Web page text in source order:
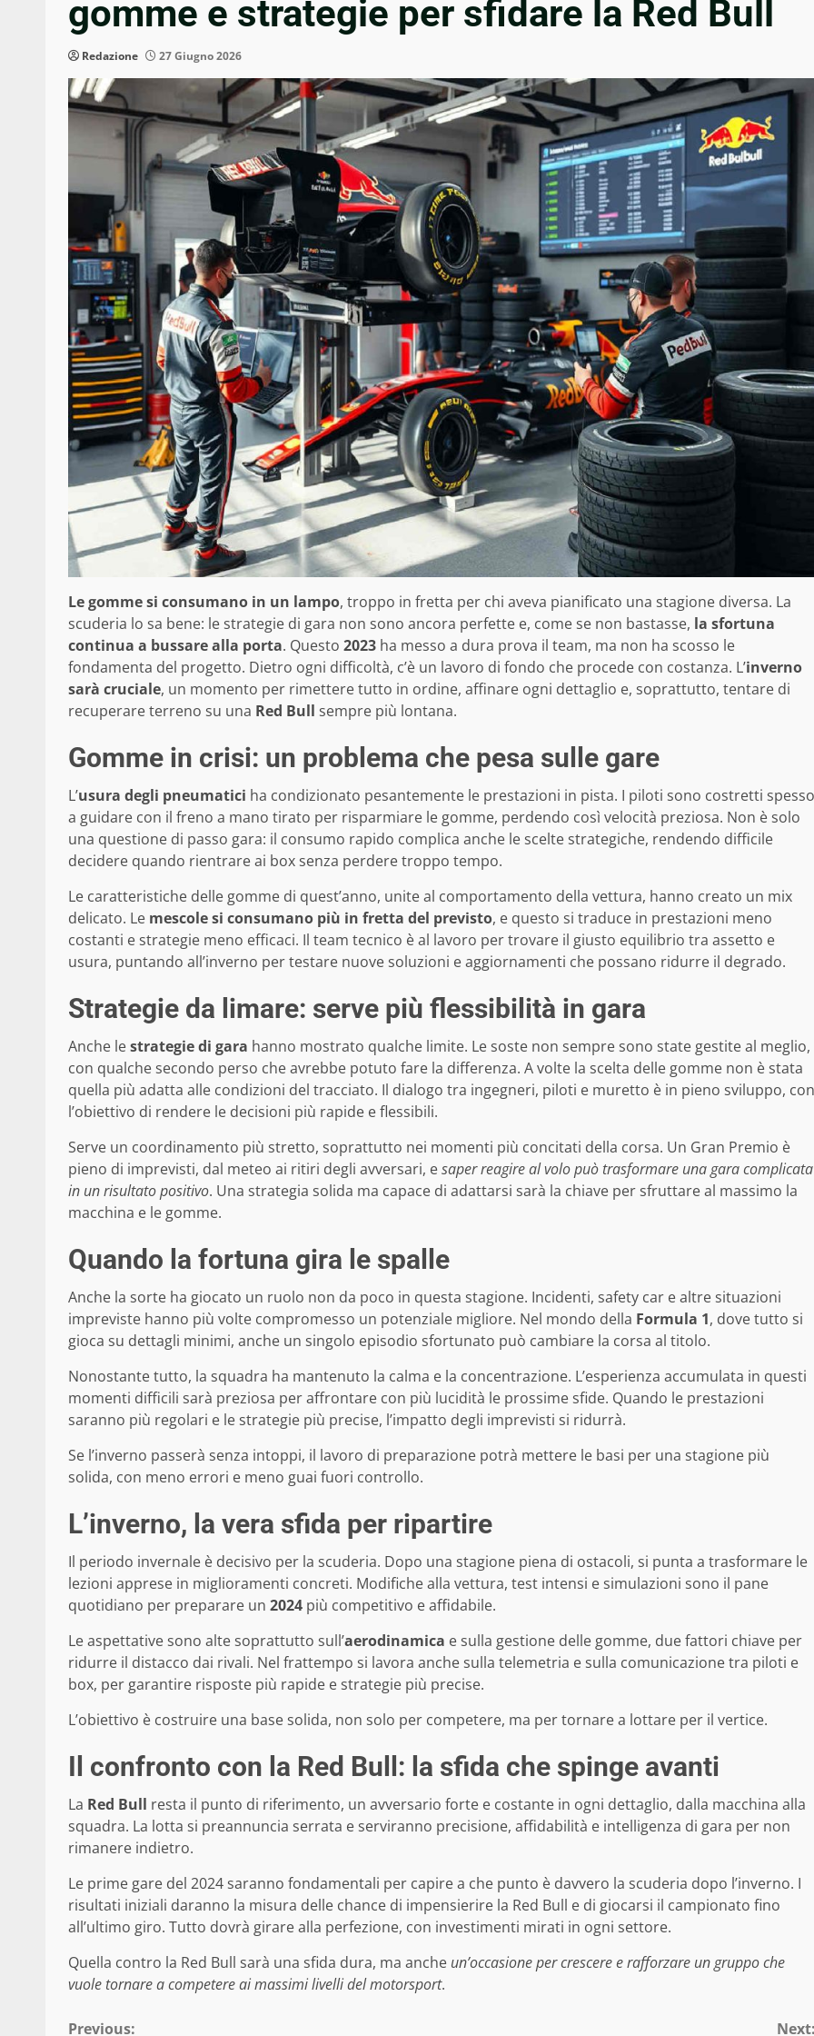
gomme e strategie per sfidare la Red Bull
Redazione 27 Giugno 2026
Le gomme si consumano in un lampo, troppo in fretta per chi aveva pianificato una stagione diversa. La
scuderia lo sa bene: le strategie di gara non sono ancora perfette e, come se non bastasse, la sfortuna
continua a bussare alla porta. Questo 2023 ha messo a dura prova il team, ma non ha scosso le
fondamenta del progetto. Dietro ogni difficoltà, c’è un lavoro di fondo che procede con costanza. L’inverno
sarà cruciale, un momento per rimettere tutto in ordine, affinare ogni dettaglio e, soprattutto, tentare di
recuperare terreno su una Red Bull sempre più lontana.
Gomme in crisi: un problema che pesa sulle gare
L’usura degli pneumatici ha condizionato pesantemente le prestazioni in pista. I piloti sono costretti spesso
a guidare con il freno a mano tirato per risparmiare le gomme, perdendo così velocità preziosa. Non è solo
una questione di passo gara: il consumo rapido complica anche le scelte strategiche, rendendo difficile
decidere quando rientrare ai box senza perdere troppo tempo.
Le caratteristiche delle gomme di quest’anno, unite al comportamento della vettura, hanno creato un mix
delicato. Le mescole si consumano più in fretta del previsto, e questo si traduce in prestazioni meno
costanti e strategie meno efficaci. Il team tecnico è al lavoro per trovare il giusto equilibrio tra assetto e
usura, puntando all’inverno per testare nuove soluzioni e aggiornamenti che possano ridurre il degrado.
Strategie da limare: serve più flessibilità in gara
Anche lestrategie di gara hanno mostrato qualche limite. Le soste non sempre sono state gestite al meglio,
con qualche secondo perso che avrebbe potuto fare la differenza. A volte la scelta delle gomme non è stata
quella più adatta alle condizioni del tracciato. Il dialogo tra ingegneri, piloti e muretto è in pieno sviluppo, con
l’obiettivo di rendere le decisioni più rapide e flessibili.
Serve un coordinamento più stretto, soprattutto nei momenti più concitati della corsa. Un Gran Premio è
pieno di imprevisti, dal meteo ai ritiri degli avversari, esaper reagire al volo può trasformare una gara complicata
in un risultato positivo. Una strategia solida ma capace di adattarsi sarà la chiave per sfruttare al massimo la
macchina e le gomme.
Quando la fortuna gira le spalle
Anche la sorte ha giocato un ruolo non da poco in questa stagione. Incidenti, safety car e altre situazioni
impreviste hanno più volte compromesso un potenziale migliore. Nel mondo della Formula 1, dove tutto si
gioca su dettagli minimi, anche un singolo episodio sfortunato può cambiare la corsa al titolo.
Nonostante tutto, la squadra ha mantenuto la calma e la concentrazione. L’esperienza accumulata in questi
momenti difficili sarà preziosa per affrontare con più lucidità le prossime sfide. Quando le prestazioni
saranno più regolari e le strategie più precise, l’impatto degli imprevisti si ridurrà.
Se l’inverno passerà senza intoppi, il lavoro di preparazione potrà mettere le basi per una stagione più
solida, con meno errori e meno guai fuori controllo.
L’inverno, la vera sfida per ripartire
Il periodo invernale è decisivo per la scuderia. Dopo una stagione piena di ostacoli, si punta a trasformare le
lezioni apprese in miglioramenti concreti. Modifiche alla vettura, test intensi e simulazioni sono il pane
quotidiano per preparare un 2024 più competitivo e affidabile.
Le aspettative sono alte soprattutto sull’aerodinamica e sulla gestione delle gomme, due fattori chiave per
ridurre il distacco dai rivali. Nel frattempo si lavora anche sulla telemetria e sulla comunicazione tra piloti e
box, per garantire risposte più rapide e strategie più precise.
L’obiettivo è costruire una base solida, non solo per competere, ma per tornare a lottare per il vertice.
Il confronto con la Red Bull: la sfida che spinge avanti
La Red Bull resta il punto di riferimento, un avversario forte e costante in ogni dettaglio, dalla macchina alla
squadra. La lotta si preannuncia serrata e serviranno precisione, affidabilità e intelligenza di gara per non
rimanere indietro.
Le prime gare del 2024 saranno fondamentali per capire a che punto è davvero la scuderia dopo l’inverno. I
risultati iniziali daranno la misura delle chance di impensierire la Red Bull e di giocarsi il campionato fino
all’ultimo giro. Tutto dovrà girare alla perfezione, con investimenti mirati in ogni settore.
Quella contro la Red Bull sarà una sfida dura, ma anche un’occasione per crescere e rafforzare un gruppo che
vuole tornare a competere ai massimi livelli del motorsport.
Previous: